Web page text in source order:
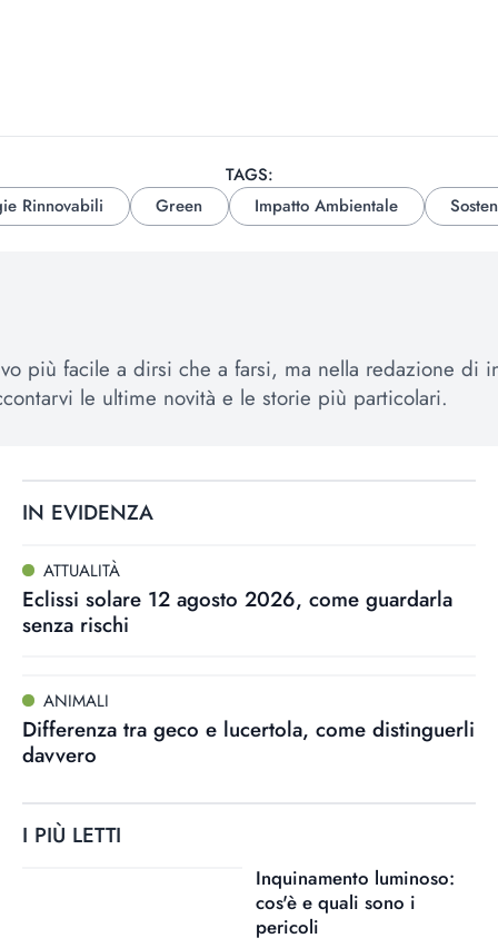
TAGS:
Rinnovabili
Green Impatto Ambientale
più facile a dirsi che a farsi, ma nella redazione di
le ultime novità e le storie più particolari.
IN EVIDENZA
ATTUALITÀ
Eclissi solare 12 agosto 2026, come guardarla
senza rischi
ANIMALI
Differenza tra geco e lucertola, come distinguerli
davvero
I PIÙ LETTI
Inquinamento luminoso:
cos'è e quali sono i
pericoli